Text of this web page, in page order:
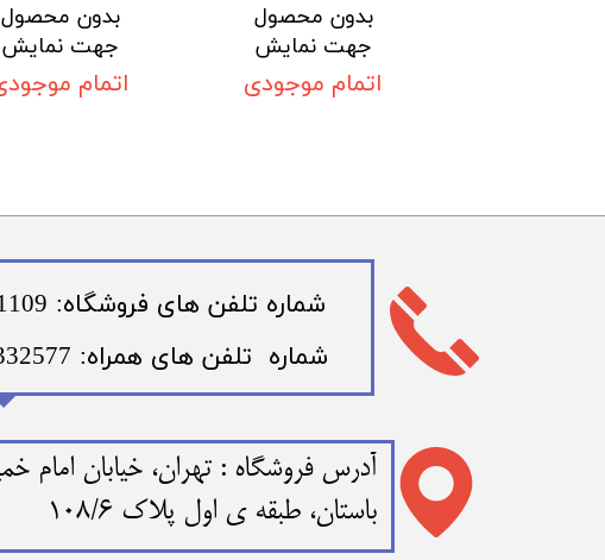
بدون محصول
جهت نمایش
اتمام موجودی
بدون محصول
جهت نمایش
اتمام
​​آدرس فروشگاه : تهران، خیابان امام
باستان، طبقه ی اول پلاک 108/6
​شماره تلفن های فروشگاه: 02166721109 - 02166723320
​شماره تلفن های همراه: 09120332577 - 09123219772